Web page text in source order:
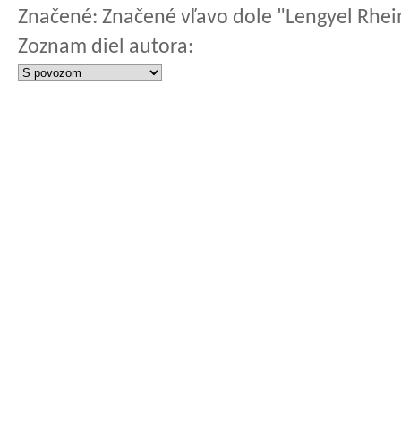
Značené: Značené vľavo dole "Lengyel
Zoznam diel autora: